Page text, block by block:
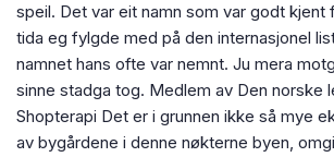
speil. Det var eit namn som var godt kjent
tida eg fylgde med på den internasjonel
namnet hans ofte var nemnt. Ju mera
sinne stadga tog. Medlem av Den norske
Shopterapi Det er i grunnen ikke så mye
av bygårdene i denne nøkterne byen,